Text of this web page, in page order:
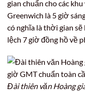
gian chuẩn cho các
Greenwich là 5 giờ
có nghĩa là thời gian
lệch 7 giờ đồng hồ về
Đài thiên văn Hoàng